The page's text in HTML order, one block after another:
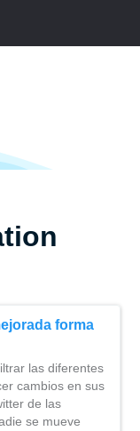
forma
las diferentes
cambios en sus
de las
se mueve